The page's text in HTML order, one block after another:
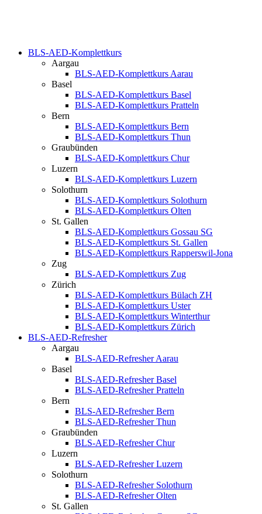
BLS-AED-Komplettkurs
Aargau
BLS-AED-Komplettkurs Aarau
Basel
BLS-AED-Komplettkurs Basel
BLS-AED-Komplettkurs Pratteln
Bern
BLS-AED-Komplettkurs Bern
BLS-AED-Komplettkurs Thun
Graubünden
BLS-AED-Komplettkurs Chur
Luzern
BLS-AED-Komplettkurs Luzern
Solothurn
BLS-AED-Komplettkurs Solothurn
BLS-AED-Komplettkurs Olten
St. Gallen
BLS-AED-Komplettkurs Gossau SG
BLS-AED-Komplettkurs St. Gallen
BLS-AED-Komplettkurs Rapperswil-Jona
Zug
BLS-AED-Komplettkurs Zug
Zürich
BLS-AED-Komplettkurs Bülach ZH
BLS-AED-Komplettkurs Uster
BLS-AED-Komplettkurs Winterthur
BLS-AED-Komplettkurs Zürich
BLS-AED-Refresher
Aargau
BLS-AED-Refresher Aarau
Basel
BLS-AED-Refresher Basel
BLS-AED-Refresher Pratteln
Bern
BLS-AED-Refresher Bern
BLS-AED-Refresher Thun
Graubünden
BLS-AED-Refresher Chur
Luzern
BLS-AED-Refresher Luzern
Solothurn
BLS-AED-Refresher Solothurn
BLS-AED-Refresher Olten
St. Gallen